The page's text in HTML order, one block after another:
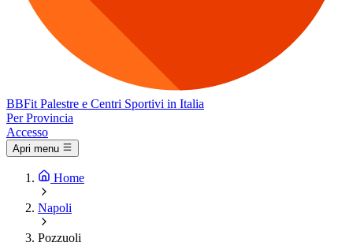
BBFit Palestre e Centri Sportivi in Italia
Per Provincia
Accesso
Apri menu
Home
Napoli
Pozzuoli